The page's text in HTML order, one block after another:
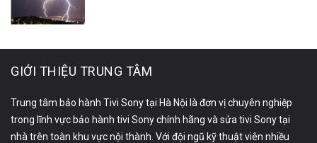
GIỚI THIỆU TRUNG TÂM
Trung tâm bảo hành Tivi Sony tại Hà Nội là đơn vị chuyên nghiệp
trong lĩnh vực bảo hành tivi Sony chính hãng và sửa tivi Sony tại
nhà trên toàn khu vực nội thành. Với đội ngũ kỹ thuật viên nhiều